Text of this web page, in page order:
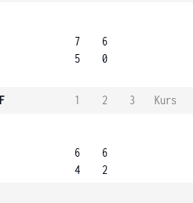
7
5
6
0
1 2 3
Kurs
6
4
6
2